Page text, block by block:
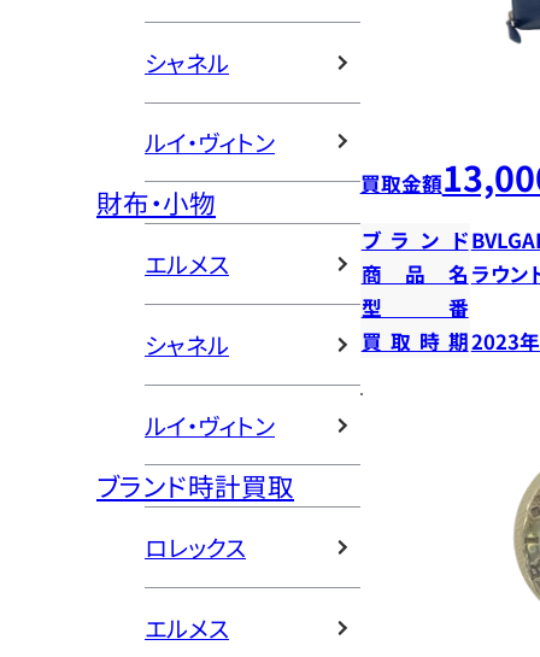
シャネル
ルイ・ヴィトン
財布・小物
エルメス
シャネル
ルイ・ヴィトン
ブランド時計買取
ロレックス
エルメス
買取金額
ブランド
商品名 ラウン
型番
買取時期2023